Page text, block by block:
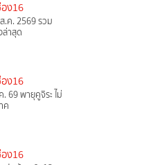
ง16
ค. 2569 รวม
าสุด
ง16
พายุคูจิระ ไม่
ค
ง16